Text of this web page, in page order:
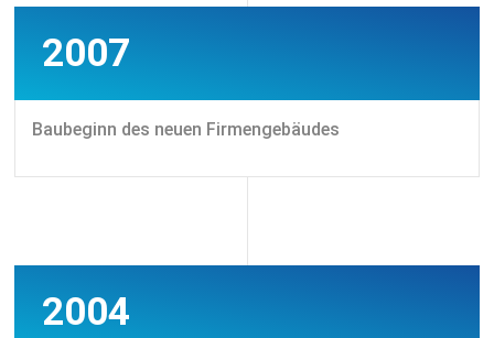
2007
Baubeginn des neuen Firmengebäudes
2004